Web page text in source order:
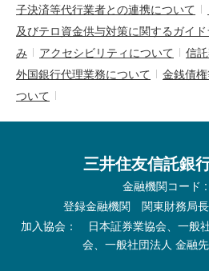
子決済等代行業者との連携について
及びテロ資金供与対策に関するガイ
み
アクセシビリティについて
信
外国銀行代理業務について
金銭債
ついて
三井住友信託銀
金融機関コード
登録金融機関 関東財務局
加入協会： 日本証券業協会、一般
会、一般社団法人 金融